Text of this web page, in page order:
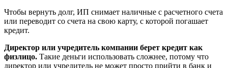
Чтобы вернуть долг, ИП снимает наличные с расчетного счета
или переводит со счета на свою карту, с которой погашает
кредит.
Директор или учредитель компании берет кредит как
физлицо. Такие деньги использовать сложнее, потому что
директор или учредитель не может просто прийти в банк и